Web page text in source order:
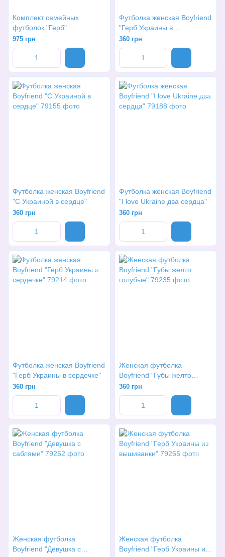
Комплект семейных
футболок "Герб"
975 грн
Футболка женская Boyfriend
"Герб Украины в
подсолнечниках"
360 грн
Футболка женская Boyfriend
"С Украиной в сердце"
360 грн
Футболка женская Boyfriend
"I love Ukraine два сердца"
360 грн
Футболка женская Boyfriend
"Герб Украины в сердечке"
360 грн
Женская футболка
Boyfriend "Губы желто
голубые"
360 грн
Женская футболка
Boyfriend "Девушка с
Женская футболка
Boyfriend "Герб Украины из